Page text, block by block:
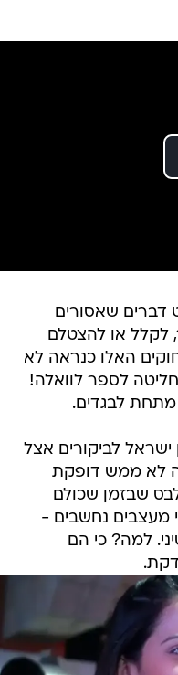
דברים שאסורים
לקלל או להצטלם
האלו כנראה לא
לספר לוואלה!
לבגדים.
לביקורים אצל
לא ממש דופקת
שבזמן שכולם
מעצבים נחשבים -
למה? כי הם